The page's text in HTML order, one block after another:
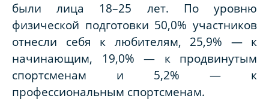
были лица 18–25 лет. По уровню
физической подготовки 50,0% участников
отнесли себя к любителям, 25,9% — к
начинающим, 19,0% — к продвинутым
спортсменам и 5,2% — к
профессиональным спортсменам.